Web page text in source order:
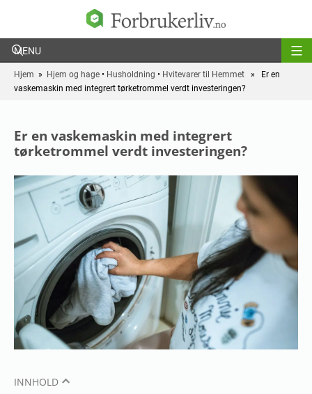
Hjem » Hjem og hage • Husholdning • Hvitevarer til Hemmet » Er en
vaskemaskin med integrert tørketrommel verdt investeringen?
Er en vaskemaskin med integrert
tørketrommel verdt investeringen?
INNHOLD